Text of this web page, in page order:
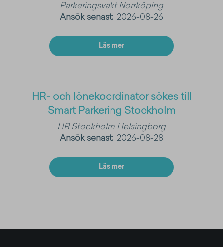
Parkeringsvakt Norrköping
Ansök senast: 2026-08-26
Läs mer
HR- och lönekoordinator sökes till
Smart Parkering Stockholm
HR Stockholm Helsingborg
Ansök senast: 2026-08-28
Läs mer